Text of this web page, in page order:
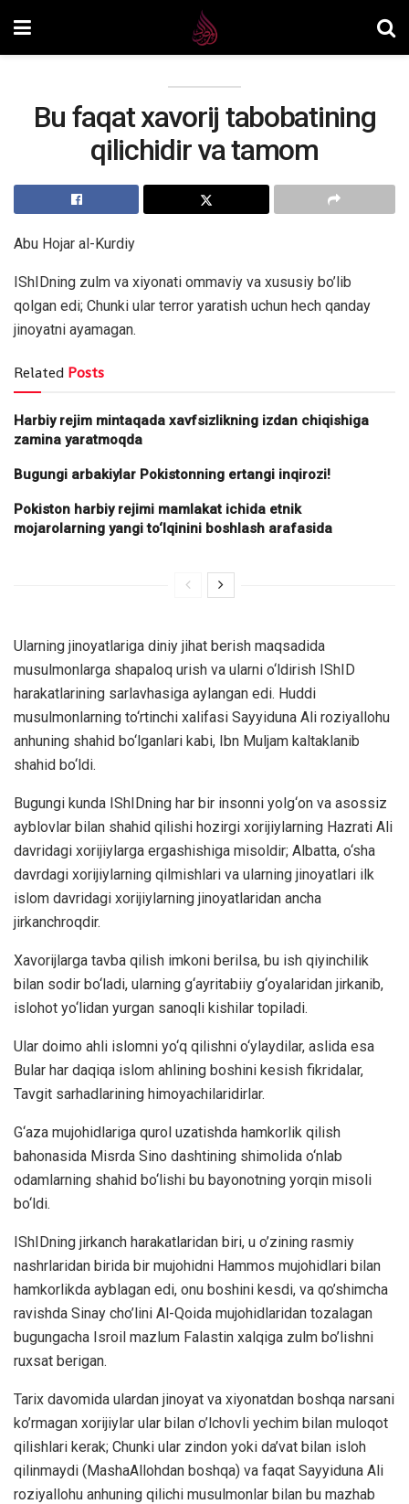
Bu faqat xavorij tabobatining
qilichidir va tamom
Abu Hojar al-Kurdiy
IShIDning zulm va xiyonati ommaviy va xususiy bo’lib
qolgan edi; Chunki ular terror yaratish uchun hech qanday
jinoyatni ayamagan.
Related Posts
Harbiy rejim mintaqada xavfsizlikning izdan chiqishiga
zamina yaratmoqda
Bugungi arbakiylar Pokistonning ertangi inqirozi!
Pokiston harbiy rejimi mamlakat ichida etnik
mojarolarning yangi to‘lqinini boshlash arafasida
Ularning jinoyatlariga diniy jihat berish maqsadida
musulmonlarga shapaloq urish va ularni o‘ldirish IShID
harakatlarining sarlavhasiga aylangan edi. Huddi
musulmonlarning to‘rtinchi xalifasi Sayyiduna Ali roziyallohu
anhuning shahid bo‘lganlari kabi, Ibn Muljam kaltaklanib
shahid bo‘ldi.
Bugungi kunda IShIDning har bir insonni yolg‘on va asossiz
ayblovlar bilan shahid qilishi hozirgi xorijiylarning Hazrati Ali
davridagi xorijiylarga ergashishiga misoldir; Albatta, o‘sha
davrdagi xorijiylarning qilmishlari va ularning jinoyatlari ilk
islom davridagi xorijiylarning jinoyatlaridan ancha
jirkanchroqdir.
Xavorijlarga tavba qilish imkoni berilsa, bu ish qiyinchilik
bilan sodir bo‘ladi, ularning g‘ayritabiiy g‘oyalaridan jirkanib,
islohot yo‘lidan yurgan sanoqli kishilar topiladi.
Ular doimo ahli islomni yo‘q qilishni o‘ylaydilar, aslida esa
Bular har daqiqa islom ahlining boshini kesish fikridalar,
Tavgit sarhadlarining himoyachilaridirlar.
G‘aza mujohidlariga qurol uzatishda hamkorlik qilish
bahonasida Misrda Sino dashtining shimolida o‘nlab
odamlarning shahid bo‘lishi bu bayonotning yorqin misoli
bo‘ldi.
IShIDning jirkanch harakatlaridan biri, u o’zining rasmiy
nashrlaridan birida bir mujohidni Hammos mujohidlari bilan
hamkorlikda ayblagan edi, onu boshini kesdi, va qo’shimcha
ravishda Sinay cho’lini Al-Qoida mujohidlaridan tozalagan
bugungacha Isroil mazlum Falastin xalqiga zulm bo’lishni
ruxsat berigan.
Tarix davomida ulardan jinoyat va xiyonatdan boshqa narsani
ko’rmagan xorijiylar ular bilan o’lchovli yechim bilan muloqot
qilishlari kerak; Chunki ular zindon yoki da’vat bilan isloh
qilinmaydi (MashaAllohdan boshqa) va faqat Sayyiduna Ali
roziyallohu anhuning qilichi musulmonlar bilan bu mazhab